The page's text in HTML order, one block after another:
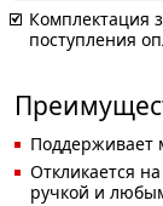
Комплектация
поступления
Поддерживает
Откликается
ручкой и